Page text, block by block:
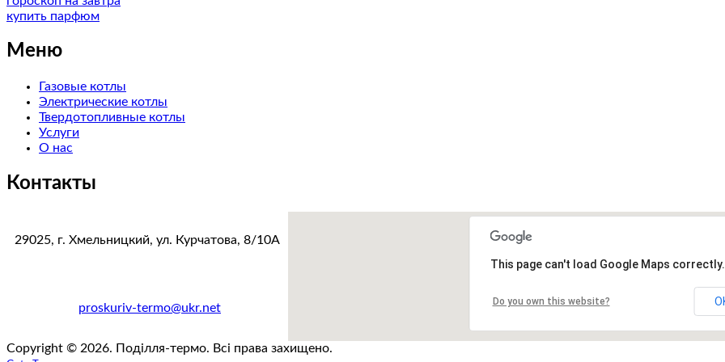
купить парфюм
Меню
Газовые котлы
Электрические котлы
Твердотопливные котлы
Услуги
О нас
Контакты
29025, г. Хмельницкий, ул. Курчатова, 8/10А
proskuriv-termo@ukr.net
This page can't load Google Maps correctly.
Do you own this website?
Copyright © 2026. Поділля-термо. Всі права захищено.